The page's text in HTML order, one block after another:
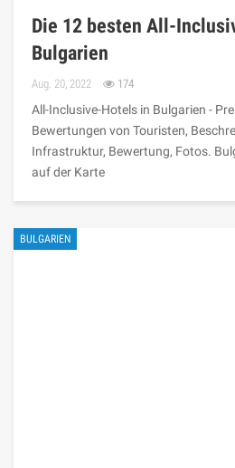
Die 12 besten All-
Bulgarien
Aug. 20, 2022 174
All-Inclusive-Hotels in Bulgarien -
Bewertungen von Touristen,
Infrastruktur, Bewertung, Fotos.
auf der Karte
BULGARIEN